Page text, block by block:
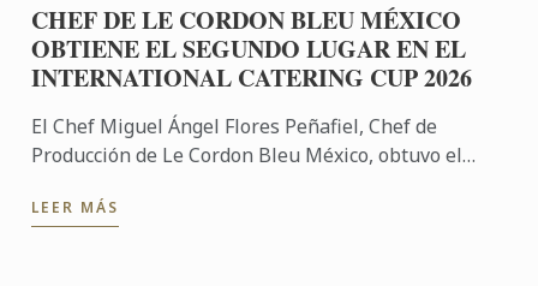
CHEF DE LE CORDON BLEU MÉXICO
OBTIENE EL SEGUNDO LUGAR EN EL
INTERNATIONAL CATERING CUP 2026
El Chef Miguel Ángel Flores Peñafiel, Chef de
Producción de Le Cordon Bleu México, obtuvo el
2026, destacando el ...
LEER MÁS